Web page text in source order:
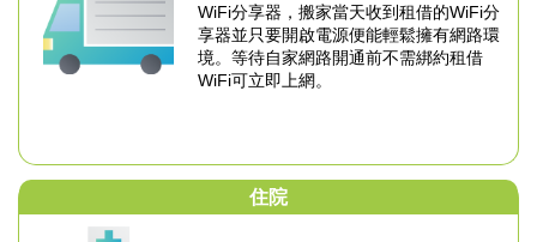
WiFi分享器，搬家當天收到租借的WiFi分
享器並只要開啟電源便能輕鬆擁有網路環
境。 等待自家網路開通前不需綁約租借
WiFi可立即上網。
住院